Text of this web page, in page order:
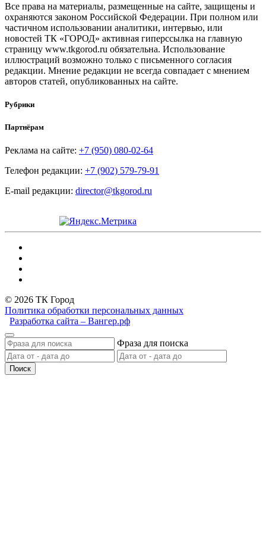
Все права на материалы, размещенные на сайте, защищены и
охраняются законом Российской Федерации. При полном или
частичном использовании аналитики, интервью, или
новостей ТК «ГОРОД» активная гиперссылка на главную
страницу www.tkgorod.ru обязательна. Использование
иллюстраций возможно только с письменного согласия
редакции. Мнение редакции не всегда совпадает с мнением
авторов статей, опубликованных на сайте.
Рубрики
Партнёрам
Реклама на сайте: +7 (950) 080-02-64
Телефон редакции: +7 (902) 579-79-91
E-mail редакции: director@tkgorod.ru
© 2026 ТК Город
Политика обработки персональных данных
Разработка сайта – Вангер.рф
Фраза для поиска
Поиск